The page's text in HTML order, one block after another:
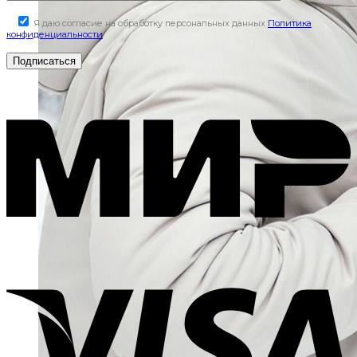
Я даю согласие на обработку персональных данных Политика
конфиденциальности